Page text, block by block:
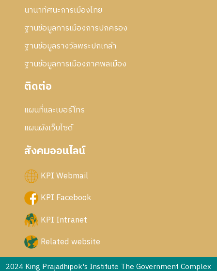
นานาทัศนะการเมืองไทย
ฐานข้อมูลการเมืองการปกครอง
ฐานข้อมูลรางวัลพระปกเกล้า
ฐานข้อมูลการเมืองภาคพลเมือง
ติดต่อ
แผนที่และเบอร์โทร
แผนผังเว็บไซด์
สังคมออนไลน์
KPI Webmail
KPI Facebook
KPI Intranet
Related website
2024 King Prajadhipok's Institute The Government Complex